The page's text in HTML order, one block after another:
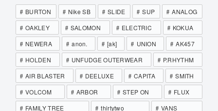
BURTON Nike SB SLIDE SUP
ANALOG
OAKLEY
SALOMON ELECTRIC
KOKUA
NEWERA
anon. [ak] UNION
AK457
HOLDEN
UNFUDGE OUTERWEAR
P.RHYTHM
AIR BLASTER
DEELUXE CAPITA
SMITH
VOLCOM
ARBOR STEP ON
FLUX
FAMILY TREE
thirtytwo
VANS